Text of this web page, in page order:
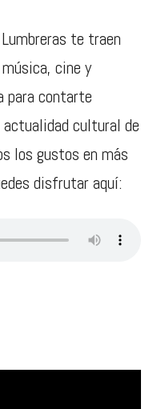
te traen
cine y
para contarte
cultural de
los gustos en más
disfrutar aquí: